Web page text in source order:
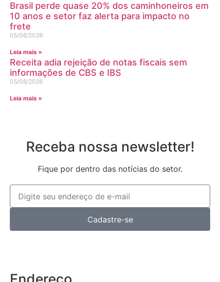
Brasil perde quase 20% dos caminhoneiros em
10 anos e setor faz alerta para impacto no
frete
05/08/2026
Leia mais »
Receita adia rejeição de notas fiscais sem
informações de CBS e IBS
05/08/2026
Leia mais »
Receba nossa newsletter!
Fique por dentro das notícias do setor.
Cadastre-se